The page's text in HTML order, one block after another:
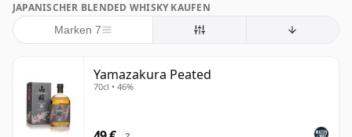
JAPANISCHER BLENDED WHISKY KAUFEN
Marken 7
Yamazakura Peated
70cl • 46%